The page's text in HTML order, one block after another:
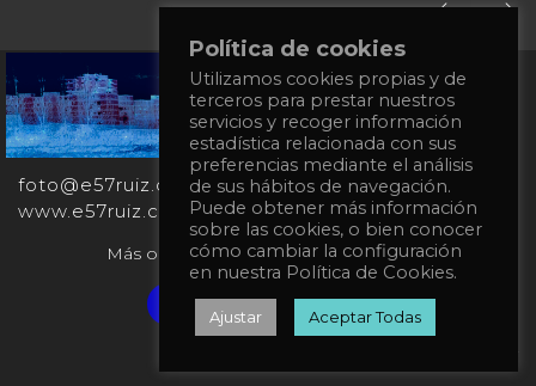
+34
651
862
863
foto@e57ruiz.com
www.e57ruiz.com
Más obras en la galería virtual Singulart:
Verified artist on Singulart
Política de cookies
Utilizamos cookies propias y de
terceros para prestar nuestros
servicios y recoger información
estadística relacionada con sus
preferencias mediante el análisis
de sus hábitos de navegación.
Puede obtener más información
sobre las cookies, o bien conocer
cómo cambiar la configuración
en nuestra Política de Cookies.
Ajustar Aceptar Todas